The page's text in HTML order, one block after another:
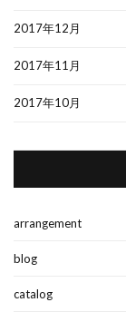
2017年12月
2017年11月
2017年10月
arrangement
blog
catalog